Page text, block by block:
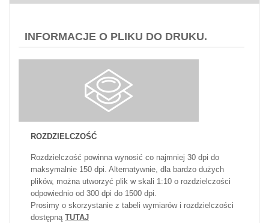
INFORMACJE O PLIKU DO DRUKU.
ROZDZIELCZOŚĆ
Rozdzielczość powinna wynosić co najmniej 30 dpi do
maksymalnie 150 dpi. Alternatywnie, dla bardzo dużych
plików, można utworzyć plik w skali 1:10 o rozdzielczości
odpowiednio od 300 dpi do 1500 dpi.
Prosimy o skorzystanie z tabeli wymiarów i rozdzielczości
dostępną TUTAJ